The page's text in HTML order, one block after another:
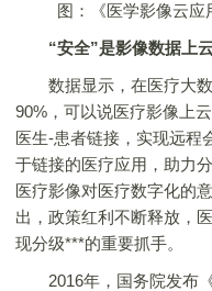
图：《医学影像云应
“安全”是影像数据上
数据显示，在医疗大数
90%，可以说医疗影像上
医生-患者链接，实现远程
于链接的医疗应用，助力
医疗影像对医疗数字化的
出，政策红利不断释放，
现分级***的重要抓手。
2016年，国务院发布《